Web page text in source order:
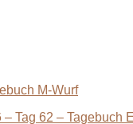
M-Wurf
– Tag 62 – Tagebuch